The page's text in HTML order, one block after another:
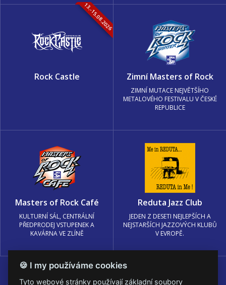
13.-15.08.2026
Rock Castle Zimní Masters of Rock
ZIMNÍ MUTACE NEJVĚTŠÍHO
METALOVÉHO FESTIVALU V ČESKÉ
REPUBLICE
Masters of Rock Café
KULTURNÍ SÁL, CENTRÁLNÍ
PŘEDPRODEJ VSTUPENEK A
KAVÁRNA VE ZLÍNĚ
Reduta Jazz Club
JEDEN Z DESETI NEJLEPŠÍCH A
NEJSTARŠÍCH JAZZOVÝCH KLUBŮ
V EVROPĚ.
🍪 I my používáme cookies
Tyto webové stránky používají základní soubory